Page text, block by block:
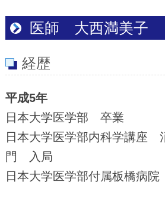
医師 大西満美子
経歴
平成5年
日本大学医学部 卒業
日本大学医学部内科学講座
門 入局
日本大学医学部付属板橋病院